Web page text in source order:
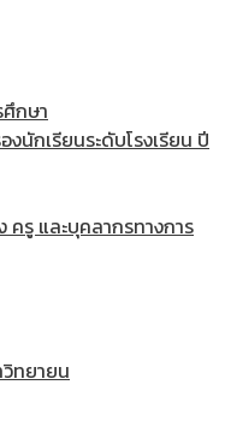
กษา
นักเรียนระดับโรงเรียน ปี
รู และบุคลากรทางการ
ทยายน